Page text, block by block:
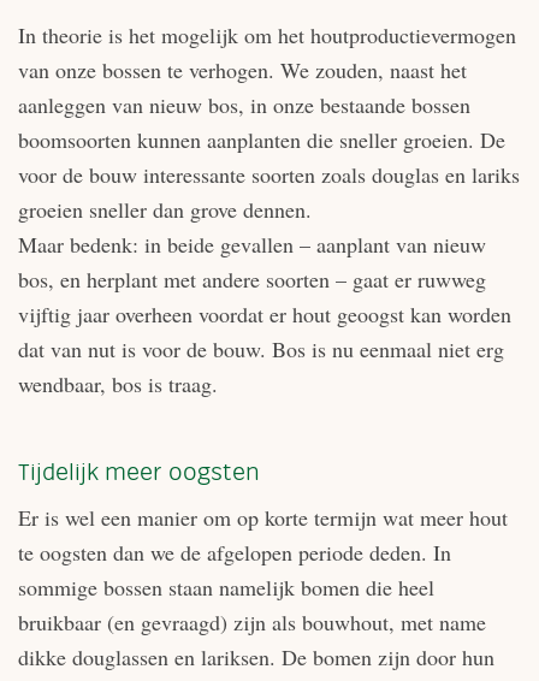
In theorie is het mogelijk om het houtproductievermogen
van onze bossen te verhogen. We zouden, naast het
aanleggen van nieuw bos, in onze bestaande bossen
boomsoorten kunnen aanplanten die sneller groeien. De
voor de bouw interessante soorten zoals douglas en lariks
groeien sneller dan grove dennen.
Maar bedenk: in beide gevallen – aanplant van nieuw
bos, en herplant met andere soorten – gaat er ruwweg
vijftig jaar overheen voordat er hout geoogst kan worden
dat van nut is voor de bouw. Bos is nu eenmaal niet erg
wendbaar, bos is traag.
Tijdelijk meer oogsten
Er is wel een manier om op korte termijn wat meer hout
te oogsten dan we de afgelopen periode deden. In
sommige bossen staan namelijk bomen die heel
bruikbaar (en gevraagd) zijn als bouwhout, met name
dikke douglassen en lariksen. De bomen zijn door hun